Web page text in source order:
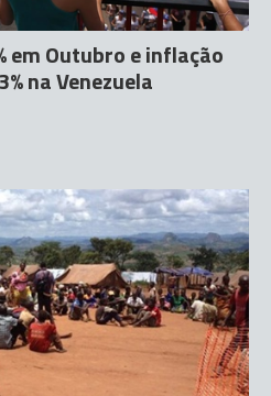
em Outubro e inflação
na Venezuela